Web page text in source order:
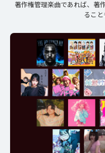
著作権管理楽曲であれば、著
ること